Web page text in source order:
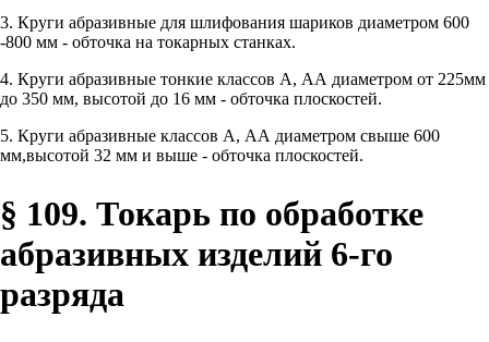
3. Круги абразивные для шлифования шариков диаметром 600
-800 мм - обточка на токарных станках.
4. Круги абразивные тонкие классов А, АА диаметром от 225мм
до 350 мм, высотой до 16 мм - обточка плоскостей.
5. Круги абразивные классов А, АА диаметром свыше 600
мм,высотой 32 мм и выше - обточка плоскостей.
§ 109. Токарь по обработке
абразивных изделий 6-го
разряда